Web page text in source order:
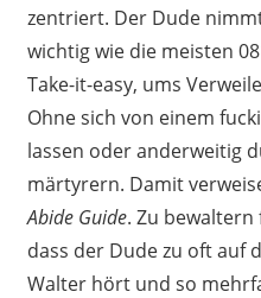
zentriert. Der Dude
wichtig wie die meisten
Take-it-easy, ums
Ohne sich von einem
lassen oder anderweitig
märtyrern. Damit
Abide Guide. Zu bewaltern
dass der Dude zu oft auf
Walter hört und so